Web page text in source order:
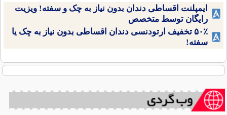
ایمپلنت اقساطی دندان بدون نیاز به چک و سفته! ویزیت
رایگان توسط متخصص
۵۰٪ تخفیف ارتودنسی دندان اقساطی بدون نیاز به چک یا
سفته!